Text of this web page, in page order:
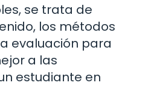
se trata de
los métodos
evaluación para
a las
estudiante en